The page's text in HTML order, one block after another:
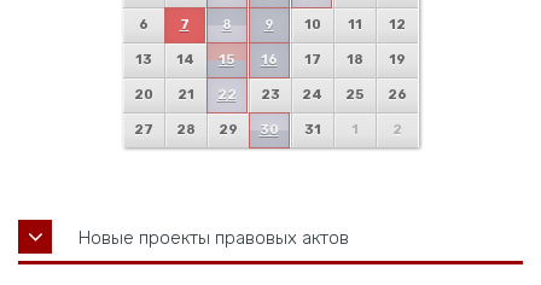
6 7 8 9 10 11 12
13 14 15 16 17 18 19
20 21 22 23 24 25 26
27 28 29 30 31 1 2
Новые проекты правовых актов